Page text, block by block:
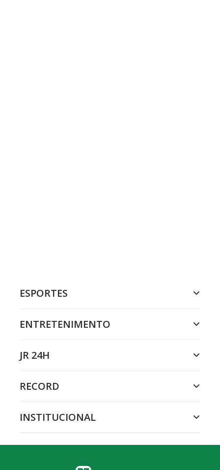
ESPORTES
ENTRETENIMENTO
JR 24H
RECORD
INSTITUCIONAL